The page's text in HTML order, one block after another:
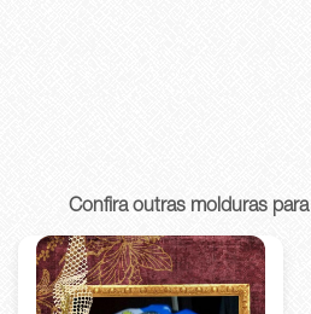
Confira outras molduras